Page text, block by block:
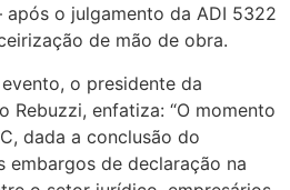
o julgamento da ADI 5322
de mão de obra.
o presidente da
Rebuzzi, enfatiza: “O momento
dada a conclusão do
embargos de declaração na